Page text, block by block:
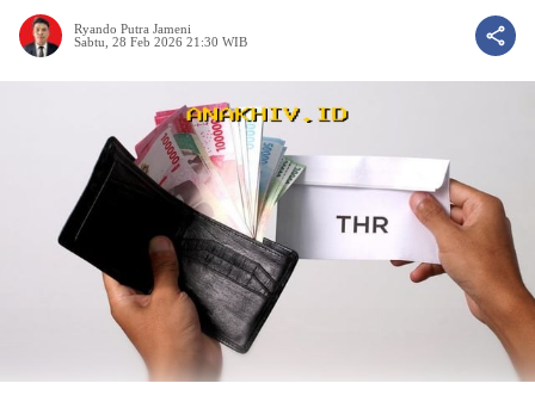
Ryando Putra Jameni
Sabtu, 28 Feb 2026 21:30 WIB